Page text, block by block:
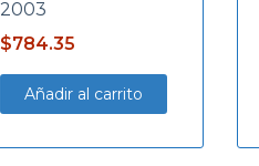
2003
$784.35
Añadir al carrito